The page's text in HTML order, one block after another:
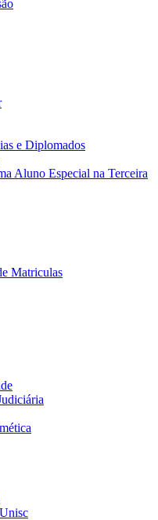
e Diplomados
Aluno Especial na Terceira
Matriculas